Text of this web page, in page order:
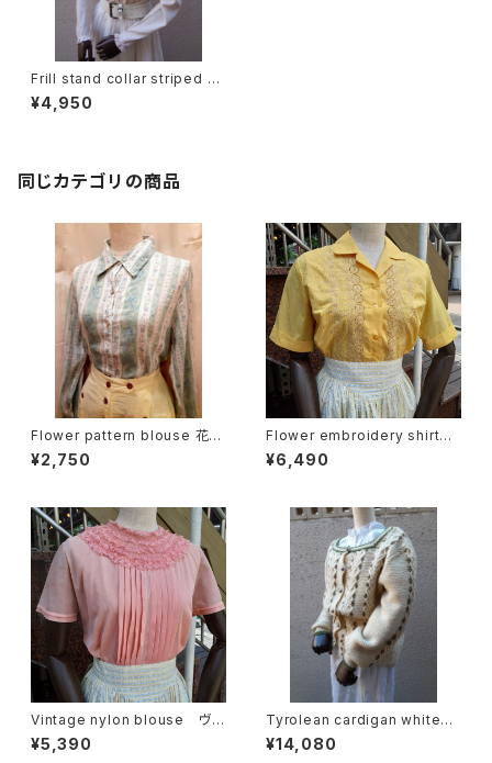
Frill stand collar striped bl
ouse フリル スタンドカラー ス
トライプ ブラウス
¥4,950
同じカテゴリの商品
Flower pattern blouse 花柄
ブラウス
¥2,750
Flower embroidery shirt
花刺繍半袖シャツ 開襟シャツ
¥6,490
Vintage nylon blouse ヴィ
ンテージナイロンブラウス
¥5,390
Tyrolean cardigan white
チロリアン カーディガン フラ
ワー ホワイト
¥14,080